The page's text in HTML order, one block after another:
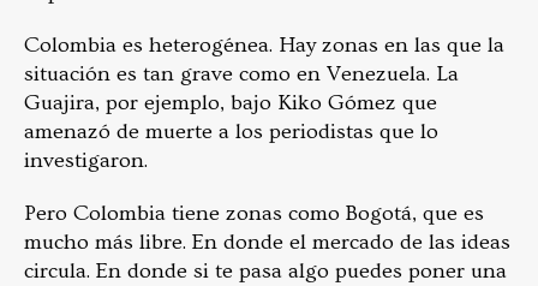
Colombia es heterogénea. Hay zonas en las que la
situación es tan grave como en Venezuela. La
Guajira, por ejemplo, bajo Kiko Gómez que
amenazó de muerte a los periodistas que lo
investigaron.
Pero Colombia tiene zonas como Bogotá, que es
mucho más libre. En donde el mercado de las ideas
circula. En donde si te pasa algo puedes poner una